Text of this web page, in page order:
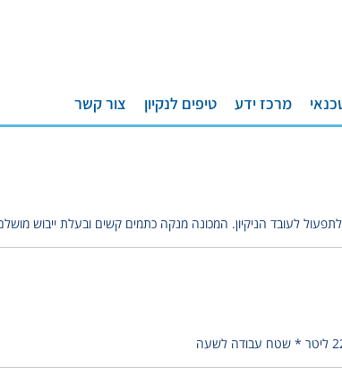
מרכז ידע טיפים לנקיון צור קשר
לעובד הניקיון. המכונה מנקה כתמים קשים ובעלת ייבוש